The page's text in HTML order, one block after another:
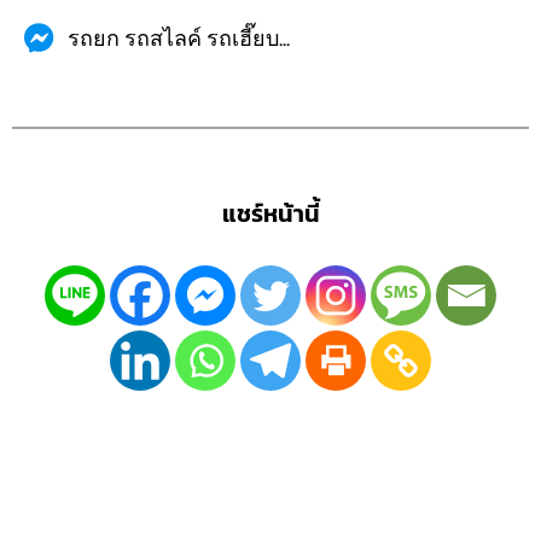
รถยก รถสไลค์ รถเฮี๊ยบ...
แชร์หน้านี้